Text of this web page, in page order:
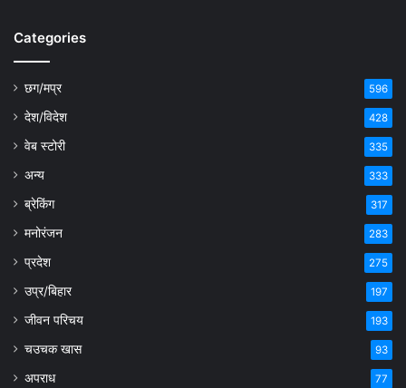
Categories
छग/मप्र 596
देश/विदेश 428
वेब स्टोरी 335
अन्य 333
ब्रेकिंग 317
मनोरंजन 283
प्रदेश 275
उप्र/बिहार 197
जीवन परिचय 193
चउचक खास 93
अपराध 77